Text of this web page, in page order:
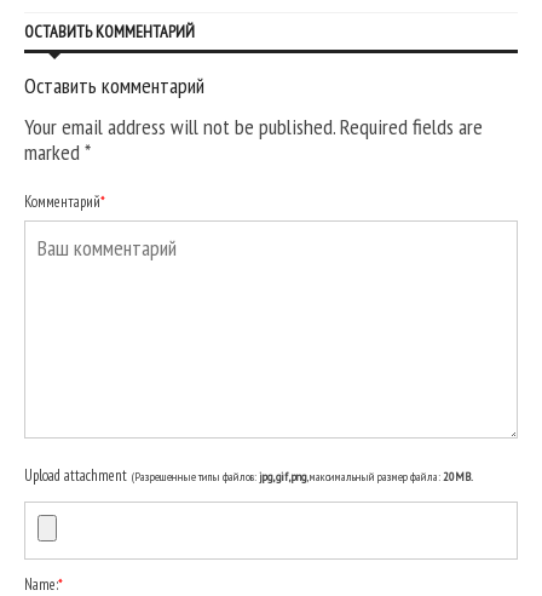
ОСТАВИТЬ КОММЕНТАРИЙ
Оставить комментарий
Your email address will not be published. Required fields are
marked*
Комментарий*
Upload attachment (Разрешенные типы файлов:jpg, gif, png, максимальный размер файла: 20MB.
Name:*